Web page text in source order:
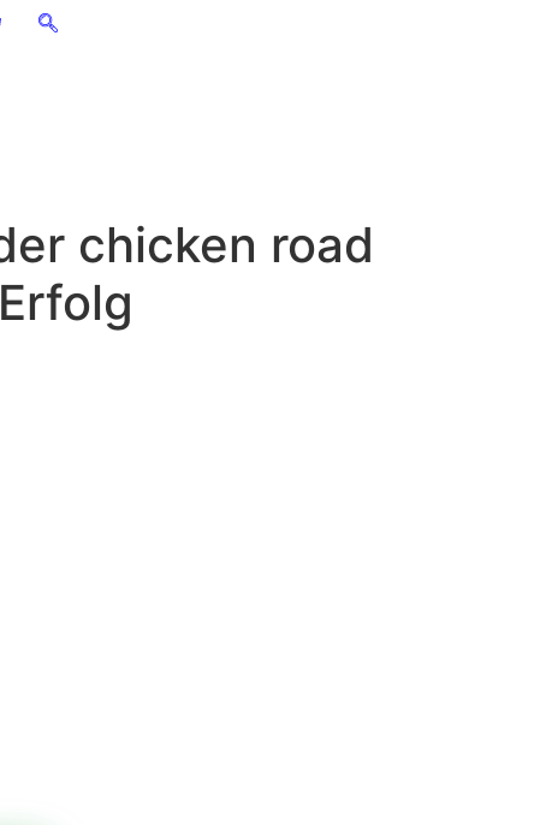
chicken road